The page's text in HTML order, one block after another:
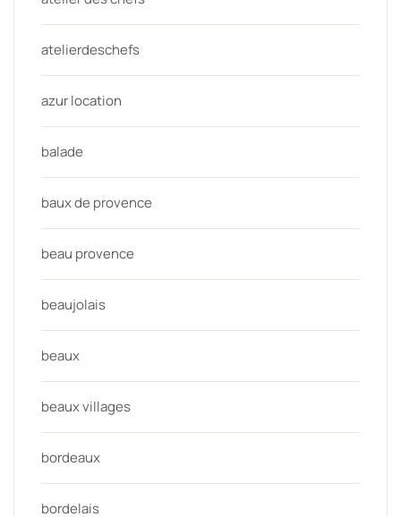
atelierdeschefs
azur location
balade
baux de provence
beau provence
beaujolais
beaux
beaux villages
bordeaux
bordelais